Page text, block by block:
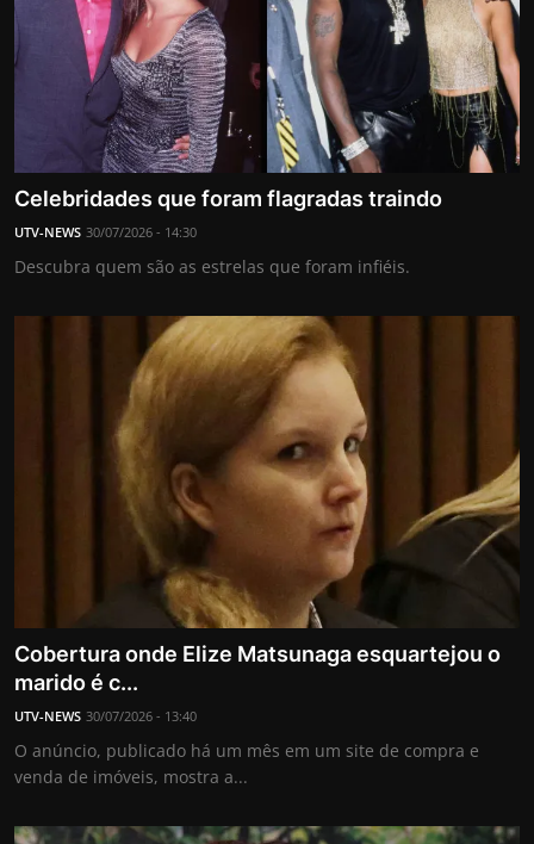
Celebridades que foram flagradas traindo
UTV-NEWS 30/07/2026 - 14:30
Descubra quem são as estrelas que foram infiéis.
Cobertura onde Elize Matsunaga esquartejou o
marido é c...
UTV-NEWS 30/07/2026 - 13:40
O anúncio, publicado há um mês em um site de compra e
venda de imóveis, mostra a...